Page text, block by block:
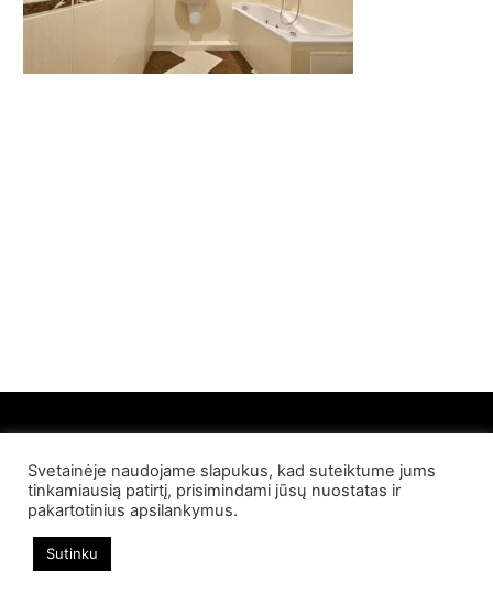
© 2022 Palangos NT. Visos teisės saugomos
Svetainėje naudojame slapukus, kad suteiktume jums
tinkamiausią patirtį, prisimindami jūsų nuostatas ir
pakartotinius apsilankymus.
Sutinku